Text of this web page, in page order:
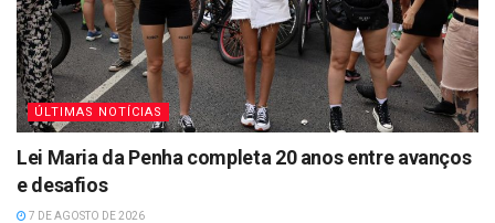
ÚLTIMAS NOTÍCIAS
Lei Maria da Penha completa 20 anos entre avanços
e desafios
7 DE AGOSTO DE 2026